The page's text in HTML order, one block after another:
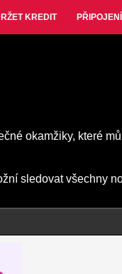
KREDIT PŘIPOJENÍ
okamžiky, které
sledovat všechny